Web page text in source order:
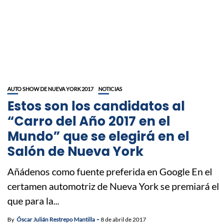
AUTO SHOW DE NUEVA YORK 2017 NOTICIAS
Estos son los candidatos al
“Carro del Año 2017 en el
Mundo” que se elegirá en el
Salón de Nueva York
Añádenos como fuente preferida en Google En el
certamen automotriz de Nueva York se premiará el
que para la...
By Óscar Julián Restrepo Mantilla 8 de abril de 2017